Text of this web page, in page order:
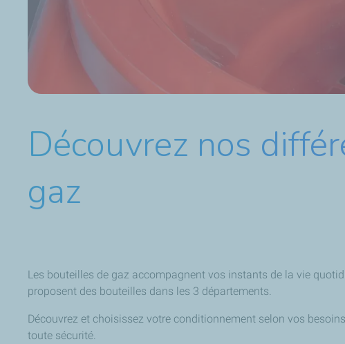
Découvrez nos
gaz
Les bouteilles de gaz accompagnent vos instants de la vie
proposent des bouteilles dans les 3 départements.
Découvrez et choisissez votre conditionnement selon vos
toute sécurité.